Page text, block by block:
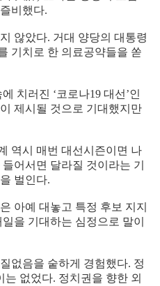
비했다.
않았다. 거대 양당의 대통령
기치로 한 의료공약들을 쏟
치러진 ‘코로나19 대선’인
제시될 것으로 기대했지만
역시 매번 대선시즌이면 나
어서면 달라질 것이라는 기
벌인다.
아예 대놓고 특정 후보 지지
을 기대하는 심정으로 말이
없음을 숱하게 경험했다. 정
없었다. 정치권을 향한 외